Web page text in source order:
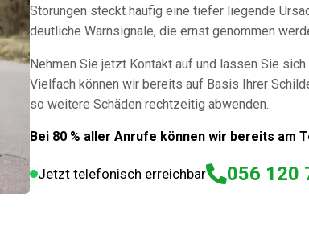
Störungen steckt häufig eine tiefer liegende
deutliche Warnsignale, die ernst genommen
Nehmen Sie jetzt Kontakt auf und lassen Sie sich
Vielfach können wir bereits auf Basis Ihrer
so weitere Schäden rechtzeitig abwenden.
Bei 80 % aller Anrufe können wir bereits am
Jetzt telefonisch erreichbar 056 120